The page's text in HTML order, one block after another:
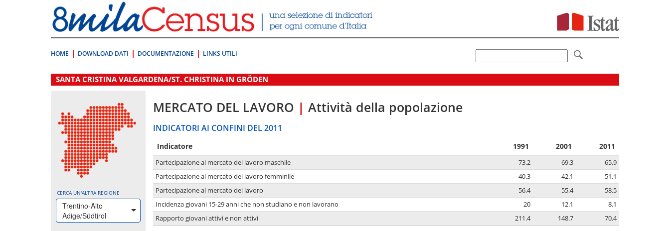
direttamente
a:
Contenuto
HOME DOWNLOAD DATI DOCUMENTAZIONE LINKS UTILI
.
SANTA CRISTINA VALGARDENA/ST. CHRISTINA IN GRÖDEN
CERCA UN'ALTRA REGIONE
Trentino-Alto
Adige/Südtirol
MERCATO DEL LAVORO | Attività della popolazione
INDICATORI AI CONFINI DEL 2011
Indicatore 1991 2001 2011
Partecipazione al mercato del lavoro maschile 73.2 69.3
65.9
Partecipazione al mercato del lavoro femminile
40.3 42.1
51.1
Partecipazione al mercato del lavoro
56.4 55.4
58.5
Incidenza giovani 15-29 anni che non studiano e non lavorano
20 12.1
8.1
Rapporto giovani attivi e non attivi
211.4 148.7 70.4